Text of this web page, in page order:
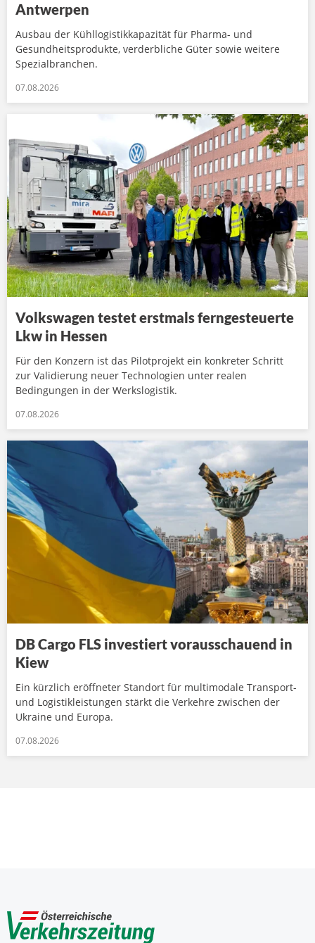
Antwerpen
Ausbau der Kühllogistikkapazität für Pharma- und
Gesundheitsprodukte, verderbliche Güter sowie weitere
Spezialbranchen.
07.08.2026
Volkswagen testet erstmals ferngesteuerte
Lkw in Hessen
Für den Konzern ist das Pilotprojekt ein konkreter Schritt
zur Validierung neuer Technologien unter realen
Bedingungen in der Werkslogistik.
07.08.2026
DB Cargo FLS investiert vorausschauend in
Kiew
Ein kürzlich eröffneter Standort für multimodale Transport-
und Logistikleistungen stärkt die Verkehre zwischen der
Ukraine und Europa.
07.08.2026